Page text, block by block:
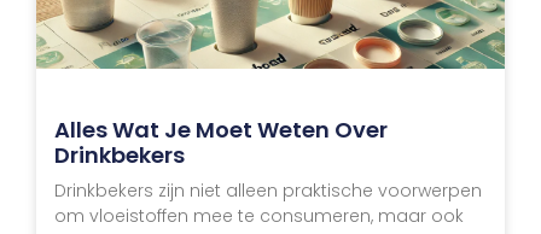
Alles Wat Je Moet Weten Over
Drinkbekers
Drinkbekers zijn niet alleen praktische voorwerpen
om vloeistoffen mee te consumeren, maar ook